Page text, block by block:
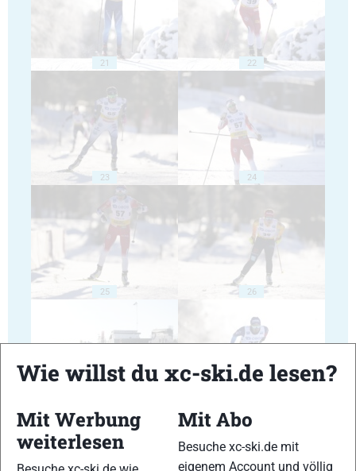
21 22
23 24
25 26
Wie willst du xc-ski.de lesen?
Mit Werbung
weiterlesen
Mit Abo
Besuche xc-ski.de mit
eigenem Account und völlig